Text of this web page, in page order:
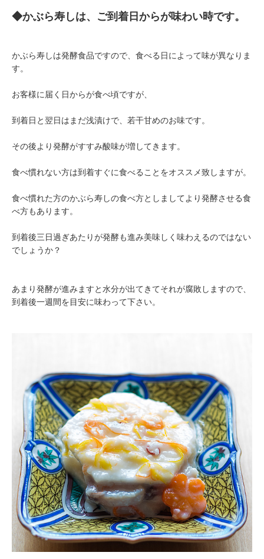
◆かぶら寿しは、ご到着日からが味わい時です。
かぶら寿しは発酵食品ですので、食べる日によって味が異なりま
す。
お客様に届く日からが食べ頃ですが、
到着日と翌日はまだ浅漬けで、若干甘めのお味です。
その後より発酵がすすみ酸味が増してきます。
食べ慣れない方は到着すぐに食べることをオススメ致しますが。
食べ慣れた方のかぶら寿しの食べ方としましてより発酵させる食
べ方もあります。
到着後三日過ぎあたりが発酵も進み美味しく味わえるのではない
でしょうか？
あまり発酵が進みますと水分が出てきてそれが腐敗しますので、
到着後一週間を目安に味わって下さい。